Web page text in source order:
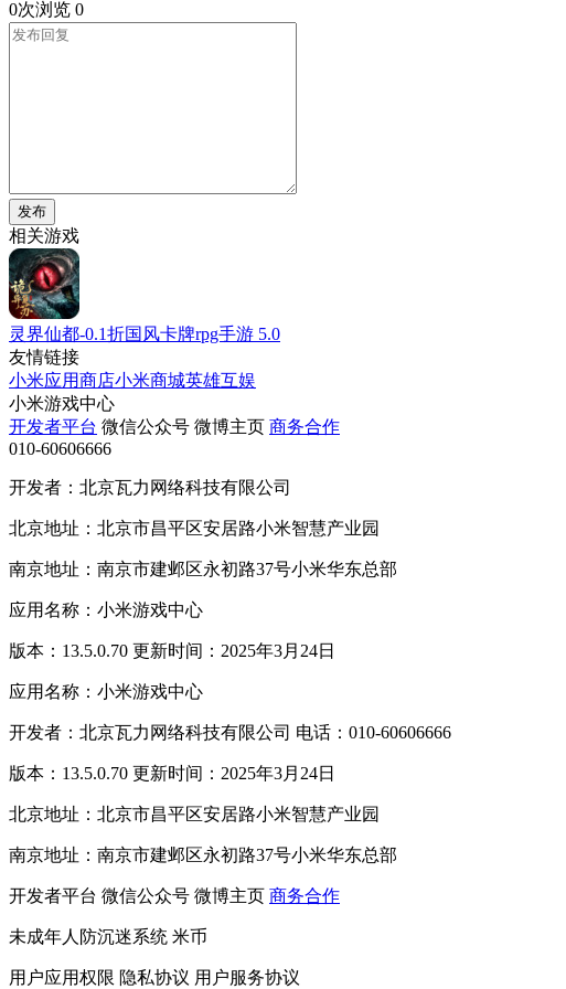
0次浏览 0
发布
相关游戏
灵界仙都-0.1折国风卡牌rpg手游 5.0
友情链接
小米应用商店小米商城英雄互娱
小米游戏中心
开发者平台 微信公众号 微博主页 商务合作
010-60606666
开发者：北京瓦力网络科技有限公司
北京地址：北京市昌平区安居路小米智慧产业园
南京地址：南京市建邺区永初路37号小米华东总部
应用名称：小米游戏中心
版本：13.5.0.70 更新时间：2025年3月24日
应用名称：小米游戏中心
开发者：北京瓦力网络科技有限公司 电话：010-60606666
版本：13.5.0.70 更新时间：2025年3月24日
北京地址：北京市昌平区安居路小米智慧产业园
南京地址：南京市建邺区永初路37号小米华东总部
开发者平台 微信公众号 微博主页 商务合作
未成年人防沉迷系统 米币
用户应用权限 隐私协议 用户服务协议